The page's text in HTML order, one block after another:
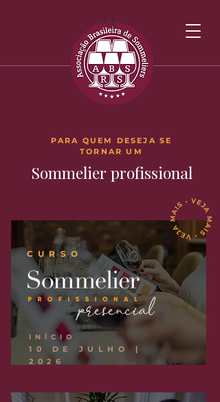
PARA QUEM DESEJA SE
TORNAR UM
Sommelier profissional
CURSO
INÍCIO
10 DE JULHO |
2026